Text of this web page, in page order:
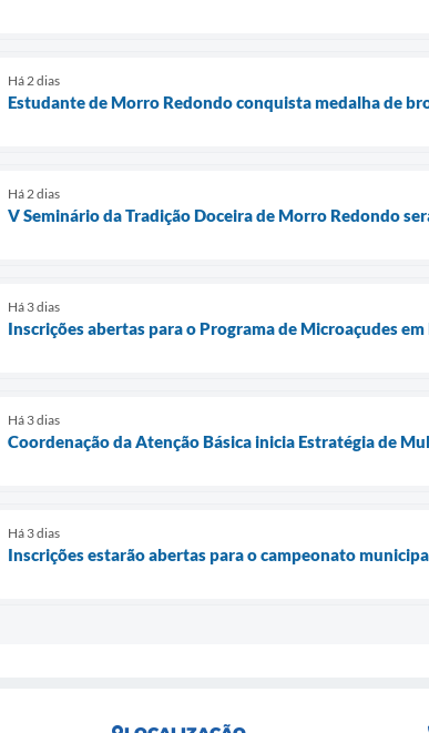
Há 2 dias
Estudante de Morro Redondo conquista medalha de
Há 2 dias
V Seminário da Tradição Doceira de Morro Redondo
Há 3 dias
Inscrições abertas para o Programa de Microaçudes
Há 3 dias
Coordenação da Atenção Básica inicia Estratégia de
Há 3 dias
Inscrições estarão abertas para o campeonato